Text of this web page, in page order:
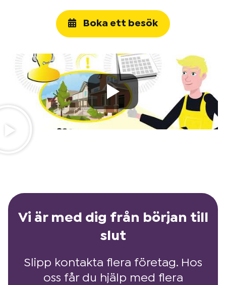
Boka ett besök
Vi är med dig från början till
slut
Slipp kontakta flera företag. Hos
oss får du hjälp med flera